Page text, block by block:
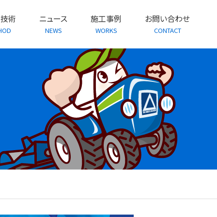
術 ニュース
NEWS
施工事例
WORKS
お問い合わせ
CONTACT